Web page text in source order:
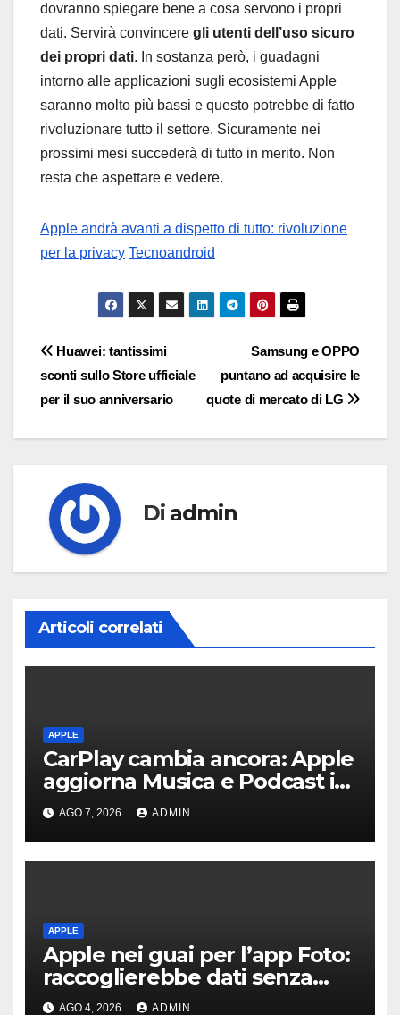
dovranno spiegare bene a cosa servono i propri
dati. Servirà convincere gli utenti dell’uso sicuro
dei propri dati. In sostanza però, i guadagni
intorno alle applicazioni sugli ecosistemi Apple
saranno molto più bassi e questo potrebbe di fatto
rivoluzionare tutto il settore. Sicuramente nei
prossimi mesi succederà di tutto in merito. Non
resta che aspettare e vedere.
Apple andrà avanti a dispetto di tutto: rivoluzione
per la privacy Tecnoandroid
Navigazione
articoli
Samsung e OPPO
puntano ad acquisire le
quote di mercato di LG
Huawei: tantissimi
sconti sullo Store ufficiale
per il suo anniversario
Di admin
Articoli correlati
APPLE
CarPlay cambia ancora: Apple
aggiorna Musica e Podcast in
auto
AGO 7, 2026 ADMIN
APPLE
Apple nei guai per l’app Foto:
raccoglierebbe dati senza
consenso
AGO 4, 2026 ADMIN